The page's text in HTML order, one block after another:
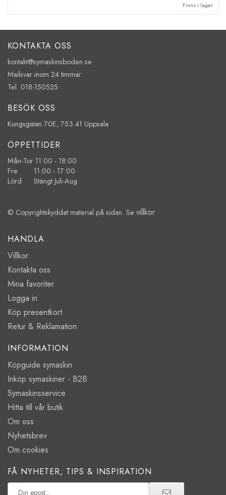
Finns i lager
KONTAKTA OSS
kontakt@symaskinsboden.se
Mailsvar inom 24 timmar
Tel. 018-150525
BESÖK OSS
Kungsgatan 70E, 753 41 Uppsala
ÖPPETTIDER
Mån-Tor 11:00 - 18:00
Fre 11:00 - 17:00
Lörd Stängt Juli-Aug
© Copyrightskyddat material på sidan. Se villkor
HANDLA
Villkor
Kontakta oss
Mina favoriter
Logga in
Köp presentkort
Retur & Reklamation
INFORMATION
Köpguide symaskin
Inköp symaskiner - B2B
Symaskinsservice
Hitta till vår butik
Om oss
Nyhetsbrev
Om cookies
FÅ NYHETER, TIPS & INSPIRATION